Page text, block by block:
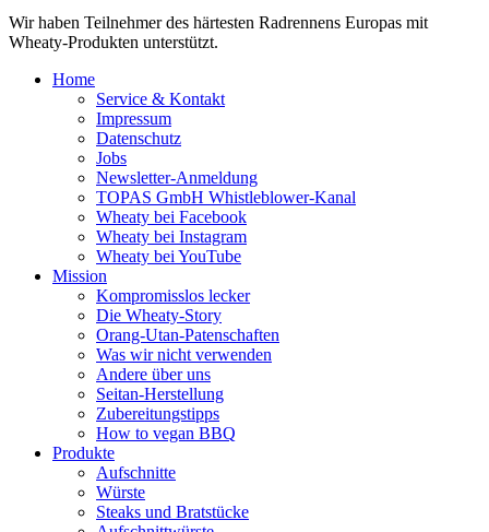
Wir haben Teilnehmer des härtesten Radrennens Europas mit
Wheaty-Produkten unterstützt.
Home
Service & Kontakt
Impressum
Datenschutz
Jobs
Newsletter-Anmeldung
TOPAS GmbH Whistleblower-Kanal
Wheaty bei Facebook
Wheaty bei Instagram
Wheaty bei YouTube
Mission
Kompromisslos lecker
Die Wheaty-Story
Orang-Utan-Patenschaften
Was wir nicht verwenden
Andere über uns
Seitan-Herstellung
Zubereitungstipps
How to vegan BBQ
Produkte
Aufschnitte
Würste
Steaks und Bratstücke